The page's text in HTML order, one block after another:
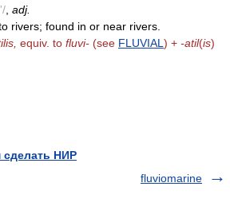
adj.
rivers; found in or near rivers.
equiv. to fluvi- (see FLUVIAL ) + -atil(is)
НИР
fluviomarine